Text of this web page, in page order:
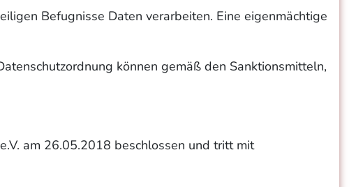
Befugnisse Daten verarbeiten. Eine eigenmächtige
können gemäß den Sanktionsmitteln,
am 26.05.2018 beschlossen und tritt mit